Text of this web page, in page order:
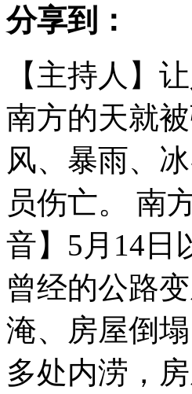
男子被欠薪跳塔轻生 女记
网曝学生被老师扯头发狠揍
警察持冲锋枪抓捕嫌犯
山西煤矿产区村庄沉降 9成
分享到：
【主持人】
南方的天就
风、暴雨、
员伤亡。 南
音】5月14日
曾经的公路
淹、房屋倒
多处内涝，